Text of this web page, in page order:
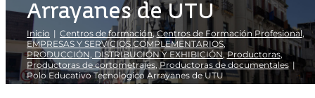
Arrayanes de UTU
Inicio Centros de formación Centros de Formación Profesional
EMPRESAS Y SERVICIOS COMPLEMENTARIOS
PRODUCCIÓN, DISTRIBUCIÓN Y EXHIBICIÓN Productoras
Productoras de cortometrajes Productoras de documentales
Polo Educativo Tecnologico Arrayanes de UTU